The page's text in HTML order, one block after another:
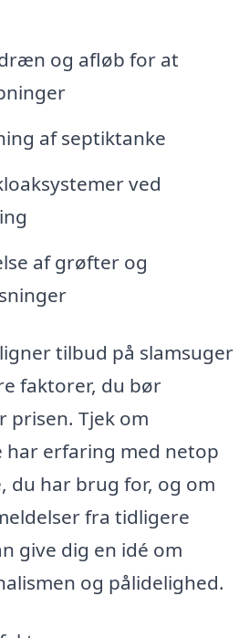
og afløb for at
af septiktanke
ved
af grøfter og
tilbud på slamsuger
faktorer, du bør
prisen. Tjek om
har erfaring med netop
du har brug for, og om
fra tidligere
give dig en idé om
og pålidelighed.